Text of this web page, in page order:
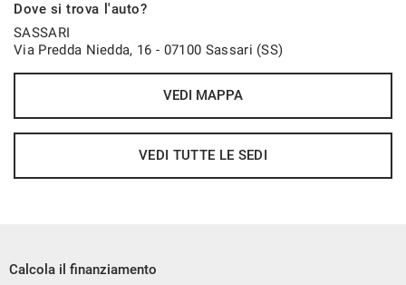
Dove si trova l'auto?
SASSARI
Via Predda Niedda, 16 - 07100 Sassari (SS)
VEDI MAPPA
VEDI TUTTE LE SEDI
Calcola il finanziamento